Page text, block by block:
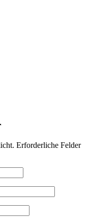
Erforderliche Felder